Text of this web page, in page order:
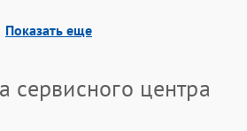
Показать еще
сервисного центра